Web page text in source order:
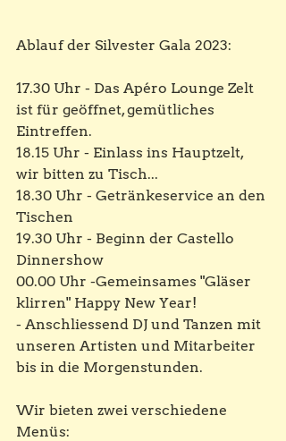
Ablauf der Silvester Gala 2023:
17.30 Uhr - Das Apéro Lounge Zelt
ist für geöffnet, gemütliches
Eintreffen.
18.15 Uhr - Einlass ins Hauptzelt,
wir bitten zu Tisch...
18.30 Uhr - Getränkeservice an den
Tischen
19.30 Uhr - Beginn der Castello
Dinnershow
00.00 Uhr -Gemeinsames "Gläser
klirren" Happy New Year!
- Anschliessend DJ und Tanzen mit
unseren Artisten und Mitarbeiter
bis in die Morgenstunden.
Wir bieten zwei verschiedene
Menüs: